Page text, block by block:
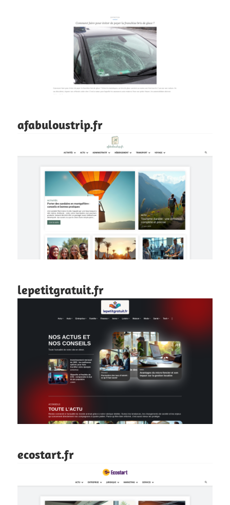
afabuloustrip.fr
lepetitgratuit.fr
ecostart.fr